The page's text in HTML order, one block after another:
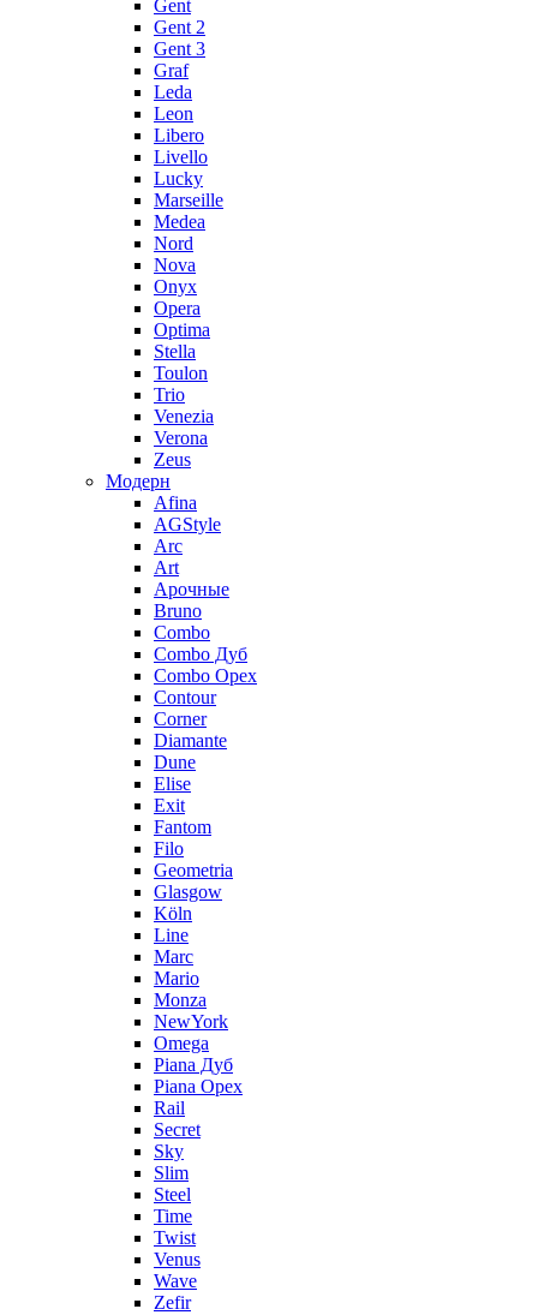
Gent
Gent 2
Gent 3
Graf
Leda
Leon
Libero
Livello
Lucky
Marseille
Medea
Nord
Nova
Onyx
Opera
Optima
Stella
Toulon
Trio
Venezia
Verona
Zeus
Модерн
Afina
AGStyle
Arc
Art
Aрочные
Bruno
Combo
Combo Дуб
Combo Орех
Contour
Corner
Diamante
Dune
Elise
Exit
Fantom
Filo
Geometria
Glasgow
Köln
Line
Marc
Mario
Monza
NewYork
Omega
Piana Дуб
Piana Орех
Rail
Secret
Sky
Slim
Steel
Time
Twist
Venus
Wave
Zefir